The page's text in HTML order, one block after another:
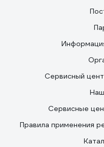
Сервисный
Сервисные
Правила применения